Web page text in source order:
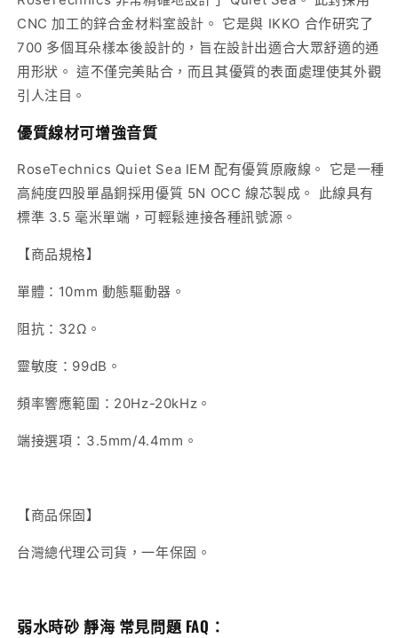
CNC 加工的鋅合金材料室設計。 它是與 IKKO 合作研究了
700 多個耳朵樣本後設計的，旨在設計出適合大眾舒適的通
用形狀。 這不僅完美貼合，而且其優質的表面處理使其外觀
引人注目。
優質線材可增強音質
RoseTechnics Quiet Sea IEM 配有優質原廠線。 它是一種
高純度四股單晶銅採用優質 5N OCC 線芯製成。 此線具有
標準 3.5 毫米單端，可輕鬆連接各種訊號源。
【商品規格】
單體：10mm 動態驅動器。
阻抗：32Ω。
靈敏度：99dB。
頻率響應範圍：20Hz-20kHz。
端接選項：3.5mm/4.4mm。
【商品保固】
台灣總代理公司貨，一年保固。
弱水時砂 靜海 常見問題 FAQ：